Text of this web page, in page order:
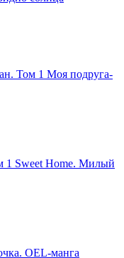
Моя подруга-
Sweet Home. Милый